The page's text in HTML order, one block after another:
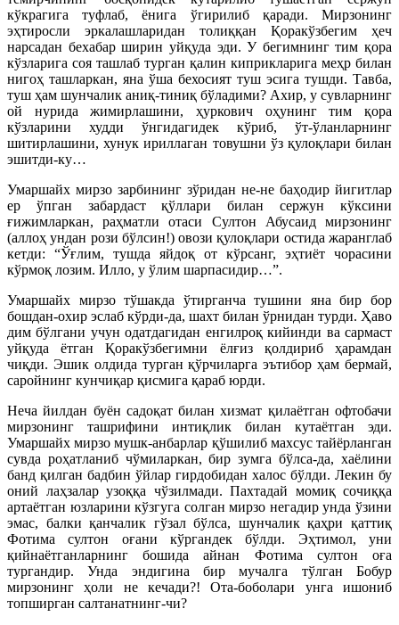
кўкрагига туфлаб, ёнига ўгирилиб қаради. Мирзонинг
эҳтиросли эркалашларидан толиққан Қоракўзбегим ҳеч
нарсадан бехабар ширин уйқуда эди. У бегимнинг тим қора
кўзларига соя ташлаб турган қалин киприкларига меҳр билан
нигоҳ ташларкан, яна ўша бехосият туш эсига тушди. Тавба,
туш ҳам шунчалик аниқ-тиниқ бўладими? Ахир, у сувларнинг
ой нурида жимирлашини, ҳуркович оҳунинг тим қора
кўзларини худди ўнгидагидек кўриб, ўт-ўланларнинг
шитирлашини, хунук ириллаган товушни ўз қулоқлари билан
эшитди-ку…
Умаршайх мирзо зарбининг зўридан не-не баҳодир йигитлар
ер ўпган забардаст қўллари билан сержун кўксини
ғижимларкан, раҳматли отаси Султон Абусаид мирзонинг
(аллоҳ ундан рози бўлсин!) овози қулоқлари остида жаранглаб
кетди: “Ўғлим, тушда яйдоқ от кўрсанг, эҳтиёт чорасини
кўрмоқ лозим. Илло, у ўлим шарпасидир…”.
Умаршайх мирзо тўшакда ўтирганча тушини яна бир бор
бошдан-охир эслаб кўрди-да, шахт билан ўрнидан турди. Ҳаво
дим бўлгани учун одатдагидан енгилроқ кийинди ва сармаст
уйқуда ётган Қоракўзбегимни ёлғиз қолдириб ҳарамдан
чиқди. Эшик олдида турган қўрчиларга эътибор ҳам бермай,
саройнинг кунчиқар қисмига қараб юрди.
Неча йилдан буён садоқат билан хизмат қилаётган офтобачи
мирзонинг ташрифини интиқлик билан кутаётган эди.
Умаршайх мирзо мушк-анбарлар қўшилиб махсус тайёрланган
сувда роҳатланиб чўмиларкан, бир зумга бўлса-да, хаёлини
банд қилган бадбин ўйлар гирдобидан халос бўлди. Лекин бу
оний лаҳзалар узоққа чўзилмади. Пахтадай момиқ сочиққа
артаётган юзларини кўзгуга солган мирзо негадир унда ўзини
эмас, балки қанчалик гўзал бўлса, шунчалик қаҳри қаттиқ
Фотима султон оғани кўргандек бўлди. Эҳтимол, уни
қийнаётганларнинг бошида айнан Фотима султон оға
тургандир. Унда эндигина бир мучалга тўлган Бобур
мирзонинг ҳоли не кечади?! Ота-боболари унга ишониб
топширган салтанатнинг-чи?